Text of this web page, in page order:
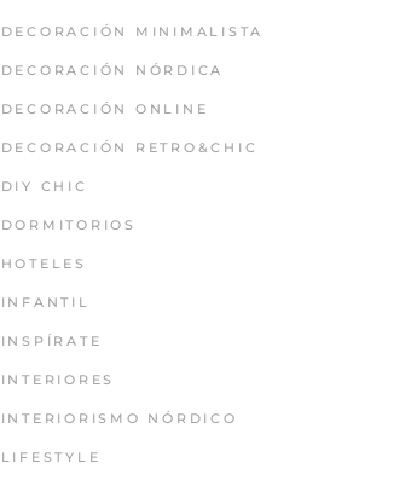
DECORACIÓN MINIMALISTA
DECORACIÓN NÓRDICA
DECORACIÓN ONLINE
DECORACIÓN RETRO&CHIC
DIY CHIC
DORMITORIOS
HOTELES
INFANTIL
INSPÍRATE
INTERIORES
INTERIORISMO NÓRDICO
LIFESTYLE